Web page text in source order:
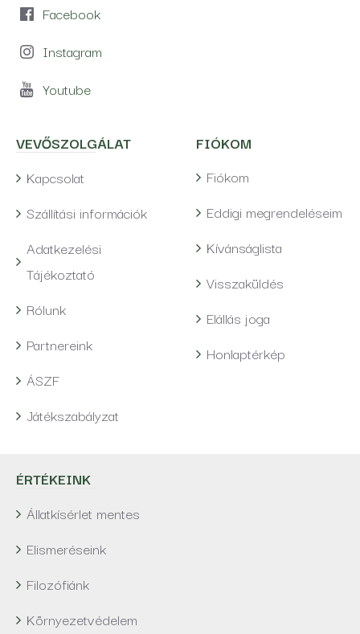
Facebook
Instagram
Youtube
VEVŐSZOLGÁLAT
Kapcsolat
Szállítási információk
Adatkezelési
Tájékoztató
Rólunk
Partnereink
ÁSZF
Játékszabályzat
FIÓKOM
Fiókom
Eddigi megrendeléseim
Kívánságlista
Visszaküldés
Elállás joga
Honlaptérkép
ÉRTÉKEINK
Állatkísérlet mentes
Elismeréseink
Filozófiánk
Környezetvédelem